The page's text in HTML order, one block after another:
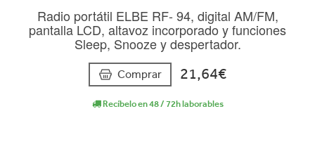
Radio portátil ELBE RF- 94, digital AM/FM,
pantalla LCD, altavoz incorporado y funciones
Sleep, Snooze y despertador.
Comprar 21,64€
Recíbelo en 48 / 72h laborables